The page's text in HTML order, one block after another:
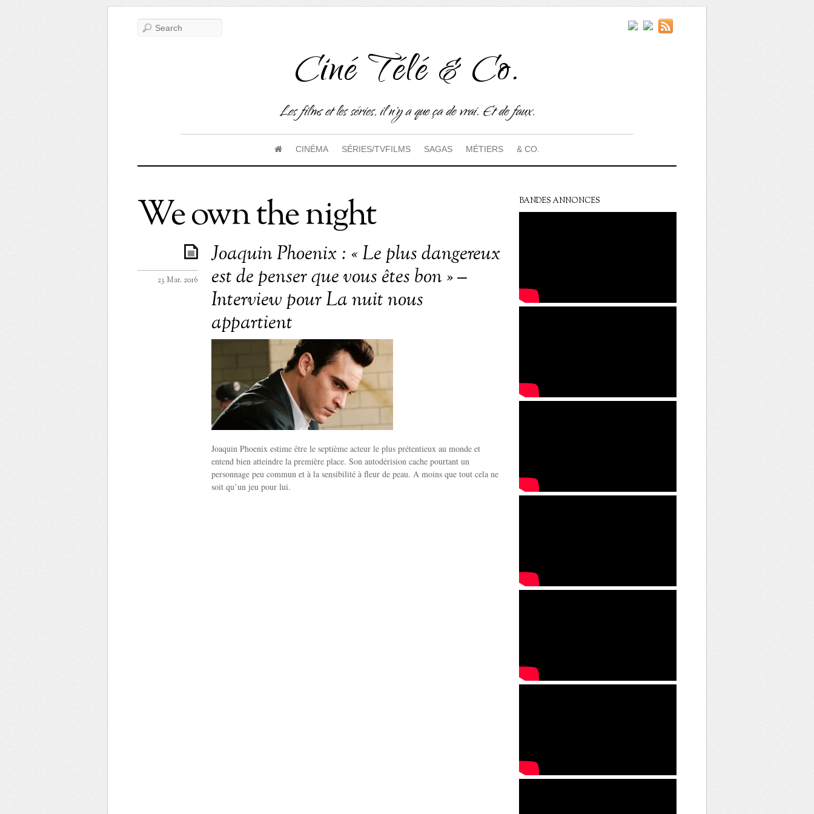
Ciné Télé & Co.
Les films et les séries, il n'y a que ça de vrai. Et de faux.
CINÉMA SÉRIES/TVFILMS SAGAS MÉTIERS & CO.
We own the night
Joaquin Phoenix : « Le plus dangereux
est de penser que vous êtes bon » –
Interview pour La nuit nous
appartient
23 Mar. 2016
Joaquin Phoenix estime être le septième acteur le plus prétentieux au monde et
entend bien atteindre la première place. Son autodérision cache pourtant un
personnage peu commun et à la sensibilité à fleur de peau. A moins que tout cela ne
soit qu’un jeu pour lui.
BANDES ANNONCES